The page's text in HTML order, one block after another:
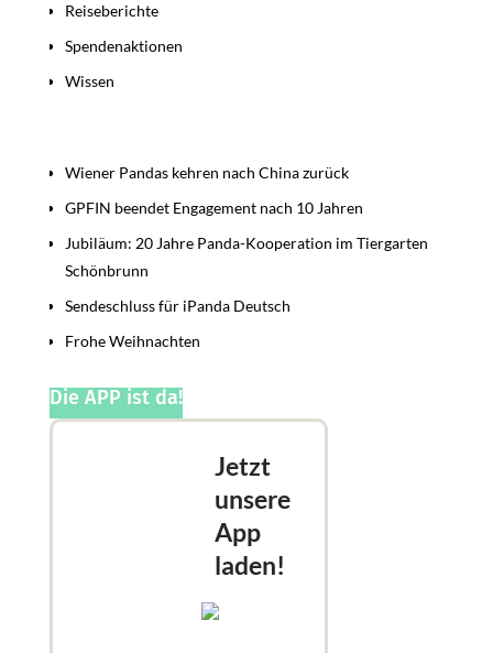
Reiseberichte
Spendenaktionen
Wissen
Wiener Pandas kehren nach China zurück
GPFIN beendet Engagement nach 10 Jahren
Jubiläum: 20 Jahre Panda-Kooperation im Tiergarten
Schönbrunn
Sendeschluss für iPanda Deutsch
Frohe Weihnachten
Die APP ist da!
Jetzt
unsere
App
laden!